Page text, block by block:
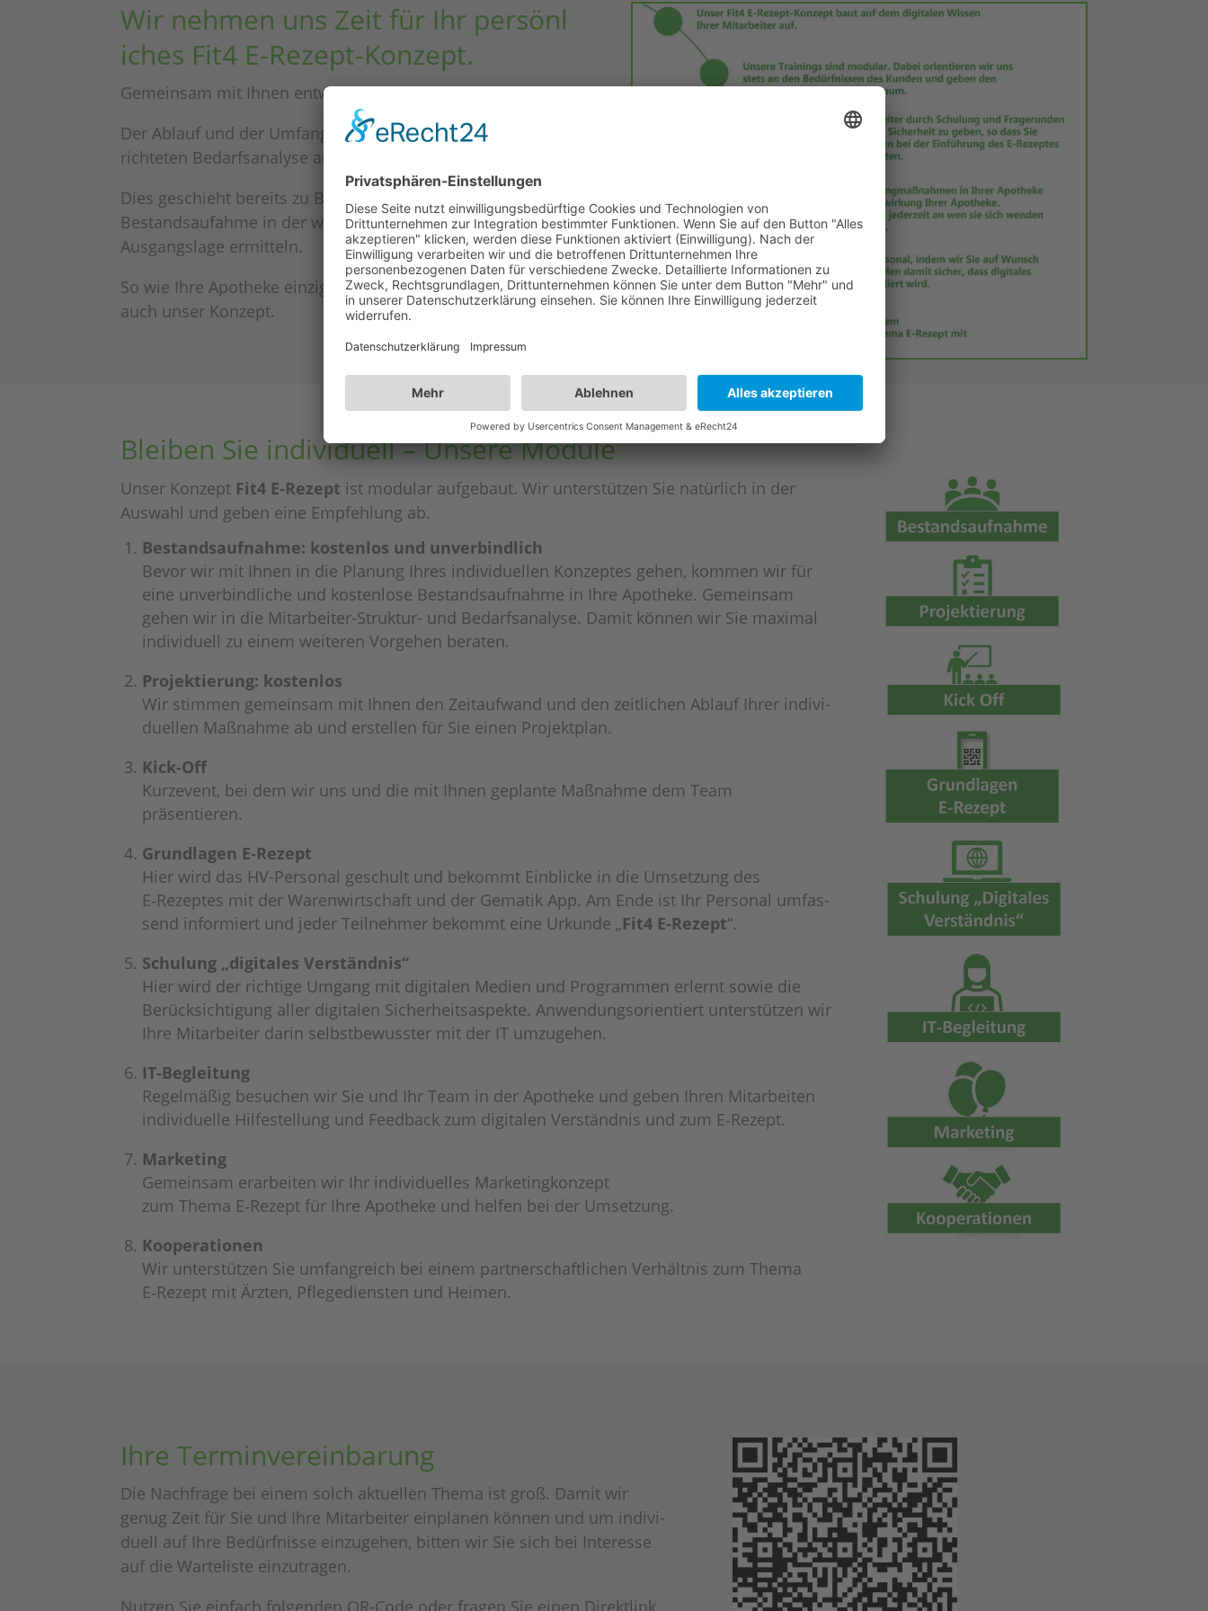
Wir nehmen uns Zeit für Ihr persön­l
i­ches Fit4 E-Rezept-Konzept.
Gemein­sam mit Ihnen entwi­ckeln wir Ihr Erfolgsrezept.
Der Ablauf und der Umfang werden dabei nach einer ziel­ge­
rich­te­ten Bedarfs­ana­lyse aufgestellt.
Dies geschieht bereits zu Beginn durch unsere kosten­lose
Bestands­aufahme in der wir auch Ihre indi­vi­du­elle
Ausgangs­lage ermitteln.
So wie Ihre Apotheke einzig­ar­tig und indi­vi­du­ell ist, so ist
auch unser Konzept.
Blei­ben Sie indi­vi­du­ell – Unsere Module
Unser Konzept Fit4 E‑Rezept ist modu­lar aufge­baut. Wir unter­stüt­zen Sie natür­lich in der
Auswahl und geben eine Empfeh­lung ab.
Bestands­auf­nahme: kosten­los und unver­bind­lich
Bevor wir mit Ihnen in die Planung Ihres indi­vi­du­el­len Konzep­tes gehen, kommen wir für
eine unver­bind­li­che und kosten­lose Bestands­auf­nahme in Ihre Apotheke. Gemein­sam
gehen wir in die Mitar­bei­ter-Struk­tur- und Bedarfs­ana­lyse. Damit können wir Sie maxi­mal
indi­vi­du­ell zu einem weite­ren Vorge­hen beraten.
Projek­tie­rung: kosten­los
Wir stim­men gemein­sam mit Ihnen den Zeit­auf­wand und den zeit­li­chen Ablauf Ihrer indi­vi­
du­el­len Maßnahme ab und erstel­len für Sie einen Projektplan.
Kick-Off
Kurze­vent, bei dem wir uns und die mit Ihnen geplante Maßnahme dem Team
präsentieren.
Grund­la­gen E‑Rezept
Hier wird das HV-Perso­nal geschult und bekommt Einbli­cke in die Umset­zung des
E‑Rezeptes mit der Waren­wirt­schaft und der Gema­tik App. Am Ende ist Ihr Perso­nal umfas­
send infor­miert und jeder Teil­neh­mer bekommt eine Urkunde „Fit4 E‑Rezept“.
Schu­lung „digi­ta­les Verständ­nis“
Hier wird der rich­tige Umgang mit digi­ta­len Medien und Program­men erlernt sowie die
Berück­sich­ti­gung aller digi­ta­len Sicher­heits­aspekte. Anwen­dungs­ori­en­tiert unter­stüt­zen wir
Ihre Mitar­bei­ter darin selbst­be­wuss­ter mit der IT umzugehen.
IT-Beglei­tung
Regel­mä­ßig besu­chen wir Sie und Ihr Team in der Apotheke und geben Ihren Mitar­bei­ten
indi­vi­du­elle Hilfe­stel­lung und Feed­back zum digi­ta­len Verständ­nis und zum E‑Rezept.
Marke­ting
Gemein­sam erar­bei­ten wir Ihr indi­vi­du­el­les Marke­ting­kon­zept
zum Thema E‑Rezept für Ihre Apotheke und helfen bei der Umsetzung.
Koope­ra­tio­nen
Wir unter­stüt­zen Sie umfang­reich bei einem part­ner­schaft­li­chen Verhält­nis zum Thema
E‑Rezept mit Ärzten, Pfle­ge­diens­ten und Heimen.
Ihre Termin­ver­ein­ba­rung
Die Nach­frage bei einem solch aktu­el­len Thema ist groß. Damit wir
genug Zeit für Sie und Ihre Mitar­bei­ter einpla­nen können und um indi­vi­
du­ell auf Ihre Bedürf­nisse einzu­ge­hen, bitten wir Sie sich bei Inter­esse
auf die Warte­liste einzutragen.
Nutzen Sie einfach folgen­den QR-Code oder fragen Sie einen Direkt­link